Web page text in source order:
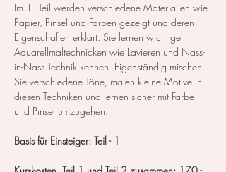
Im 1. Teil werden verschiedene Materialien wie
Papier, Pinsel und Farben gezeigt und deren
Eigenschaften erklärt. Sie lernen wichtige
Aquarellmaltechnicken wie Lavieren und Nass-
in-Nass Technik kennen. Eigenständig mischen
Sie verschiedene Töne, malen kleine Motive in
diesen Techniken und lernen sicher mit Farbe
und Pinsel umzugehen.
Basis für Einsteiger: Teil - 1